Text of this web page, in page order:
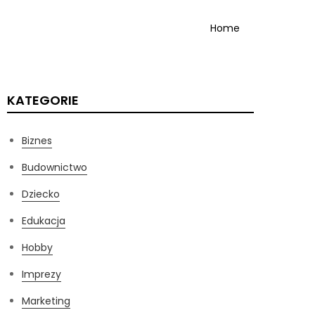
Home
KATEGORIE
Biznes
Budownictwo
Dziecko
Edukacja
Hobby
Imprezy
Marketing